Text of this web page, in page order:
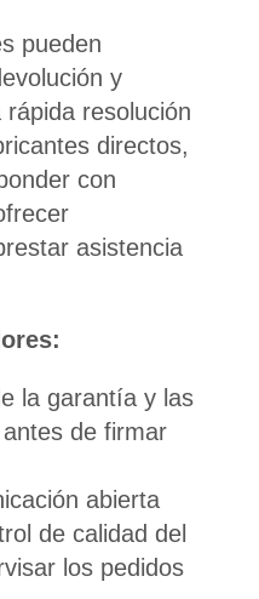
pueden
y
resolución
directos,
con
asistencia
la garantía y las
de firmar
abierta
de calidad del
los pedidos